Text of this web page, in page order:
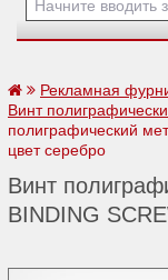
Рекламная
Винт
полиграфический
цвет серебро
Винт
BINDING